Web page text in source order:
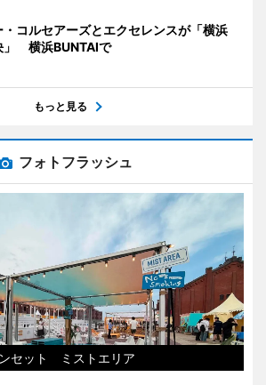
・コルセアーズとエクセレンスが「横浜
」 横浜BUNTAIで
もっと見る
フォトフラッシュ
セット ミストエリア